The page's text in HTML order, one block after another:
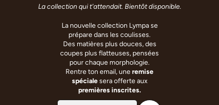
La collection qui t'attendait. Bientôt disponible.
La nouvelle collection Lympa se
prépare dans les coulisses.
Des matières plus douces, des
coupes plus flatteuses, pensées
pour chaque morphologie.
Rentre ton email, uneremise
spécialesera offerte aux
premières inscrites.